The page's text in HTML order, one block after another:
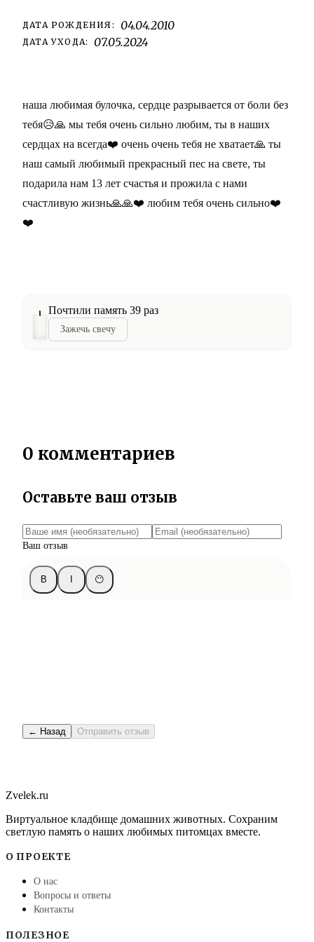
ДАТА РОЖДЕНИЯ: 04.04.2010
ДАТА УХОДА: 07.05.2024
наша любимая булочка, сердце разрывается от боли без
тебя😥🙏 мы тебя очень сильно любим, ты в наших
сердцах на всегда❤️ очень очень тебя не хватает🙏 ты
наш самый любимый прекрасный пес на свете, ты
подарила нам 13 лет счастья и прожила с нами
счастливую жизнь🙏🙏❤️ любим тебя очень сильно❤️
❤️
Почтили память 39 раз
Зажечь свечу
0 комментариев
Оставьте ваш отзыв
Ваш отзыв
B 😶
← Назад Отправить отзыв
Zvelek.ru
Виртуальное кладбище домашних животных. Сохраним
светлую память о наших любимых питомцах вместе.
О ПРОЕКТЕ
О нас
Вопросы и ответы
Контакты
ПОЛЕЗНОЕ